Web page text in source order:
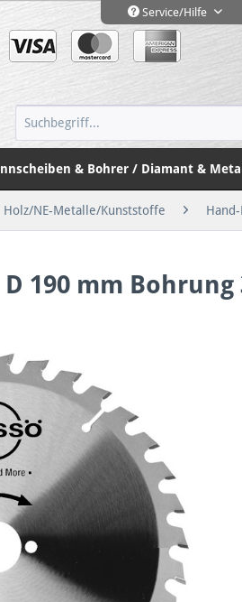
Service/Hilfe
& Bohrer / Diamant & Metall
NE-Metalle/Kunststoffe
190 mm Bohrung